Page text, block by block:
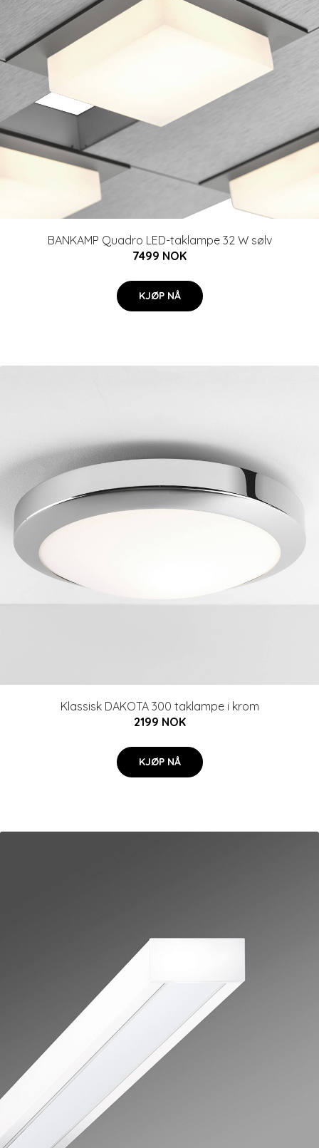
BANKAMP Quadro LED-taklampe 32 W sølv
7499 NOK
KJØP NÅ
Klassisk DAKOTA 300 taklampe i krom
2199 NOK
KJØP NÅ